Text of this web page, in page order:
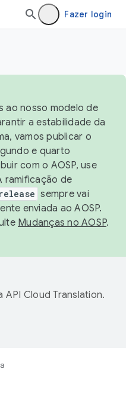
Fazer login
ao nosso modelo de
a estabilidade da
vamos publicar o
e quarto
com o AOSP, use
ramificação de
sempre vai
enviada ao AOSP.
Mudanças no AOSP.
API Cloud Translation.